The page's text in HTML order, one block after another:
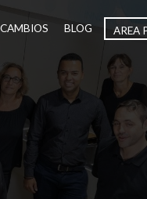
BLOG AREA